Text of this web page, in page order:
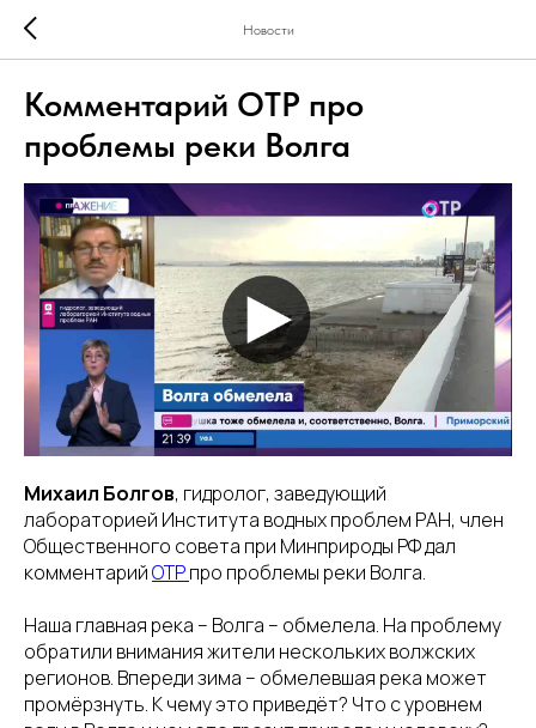
Новости
Комментарий ОТР про
проблемы реки Волга
Михаил Болгов, гидролог, заведующий
лабораторией Института водных проблем РАН, член
Общественного совета при Минприроды РФ дал
комментарийОТРпро проблемы реки Волга.
Наша главная река – Волга – обмелела. На проблему
обратили внимания жители нескольких волжских
регионов. Впереди зима – обмелевшая река может
промёрзнуть. К чему это приведёт? Что с уровнем